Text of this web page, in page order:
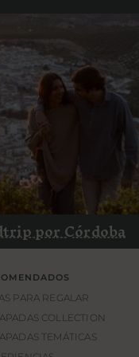
por Córdoba
por Córdoba
PARA REGALAR
COLLECTION
TEMÁTICAS